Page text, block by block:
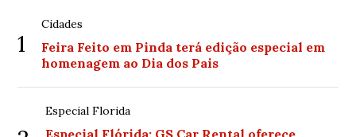
1
Cidades
Feira Feito em Pinda terá edição especial em
homenagem ao Dia dos Pais
Especial Florida
Especial Flórida: GS Car Rental oferece